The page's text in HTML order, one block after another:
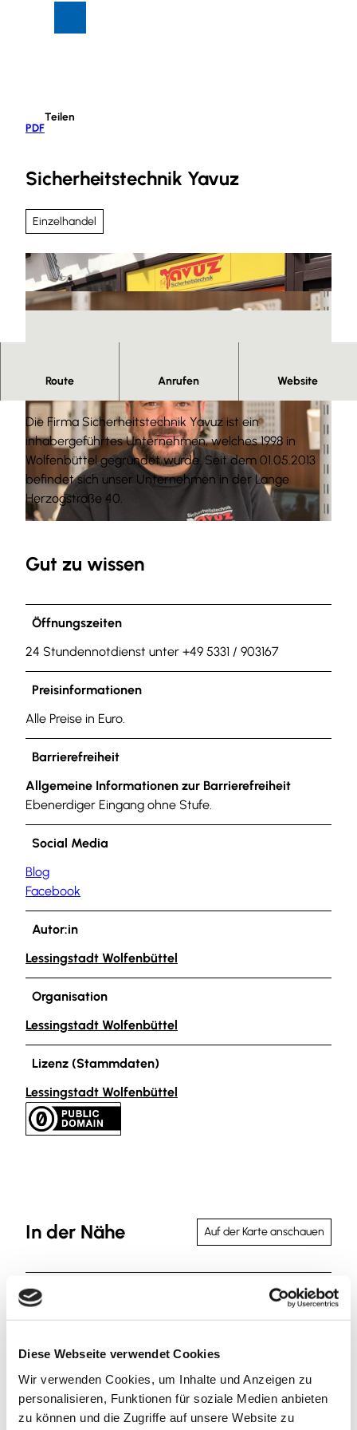
Diese Webseite verwendet Cookies
Wir verwenden Cookies, um Inhalte und Anzeigen zu
personalisieren, Funktionen für soziale Medien anbieten
zu können und die Zugriffe auf unsere Website zu
PDF
Teilen
Sicherheitstechnik Yavuz
Einzelhandel
© Andreas Molau |
Route Anrufen Website
Auf Nummer sicher gehen
Die Firma Sicherheitstechnik Yavuz ist ein
inhabergeführtes Unternehmen, welches 1998 in
Wolfenbüttel gegründet wurde. Seit dem 01.05.2013
befindet sich unser Unternehmen in der Lange
Herzogstraße 40.
Gut zu wissen
Öffnungszeiten
24 Stundennotdienst unter +49 5331 / 903167
Preisinformationen
Alle Preise in Euro.
Barrierefreiheit
Allgemeine Informationen zur Barrierefreiheit
Ebenerdiger Eingang ohne Stufe.
Social Media
Blog
Facebook
Autor:in
Lessingstadt Wolfenbüttel
Organisation
Lessingstadt Wolfenbüttel
Lizenz (Stammdaten)
Lessingstadt Wolfenbüttel
In der Nähe Auf der Karte anschauen
Touren